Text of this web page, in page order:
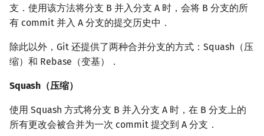
支．使用该方法将分支 B 并入分支 A 时，会将 B 分支的所
有 commit 并入 A 分支的提交历史中．
除此以外，Git 还提供了两种合并分支的方式：Squash（压
缩）和 Rebase（变基）．
Squash（压缩）
使用 Squash 方式将分支 B 并入分支 A 时，在 B 分支上的
所有更改会被合并为一次 commit 提交到 A 分支．